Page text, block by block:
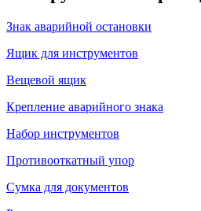
Знак аварийной остановки
Ящик для инструментов
Вещевой ящик
Крепление аварийного знака
Набор инструментов
Противооткатный упор
Сумка для документов